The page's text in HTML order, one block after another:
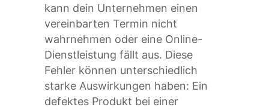
kann dein Unternehmen einen
vereinbarten Termin nicht
wahrnehmen oder eine Online-
Dienstleistung fällt aus. Diese
Fehler können unterschiedlich
starke Auswirkungen haben: Ein
defektes Produkt bei einer